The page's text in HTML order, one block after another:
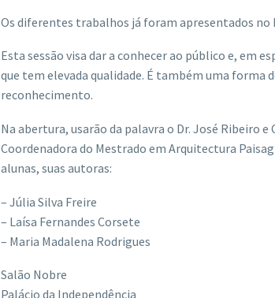
Os diferentes trabalhos já foram apresentados no
Esta sessão visa dar a conhecer ao público e, em
que tem elevada qualidade. É também uma forma
reconhecimento.
Na abertura, usarão da palavra o Dr. José Ribeiro
Coordenadora do Mestrado em Arquitectura
alunas, suas autoras:
– Júlia Silva Freire
– Laísa Fernandes Corsete
– Maria Madalena Rodrigues
Salão Nobre
Palácio da Independência